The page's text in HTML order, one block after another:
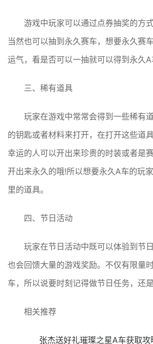
游戏中玩家可以通过点券抽奖的方
当然也可以抽到永久赛车，想要永久赛
运气，看是否可以一抽就可以得到永久A
三、稀有道具
玩家在游戏中常常会得到一些稀有
的钥匙或者材料来打开，在打开这些道
幸运的人可以开出来珍贵的时装或者是
开出来永久的哦!所以想要永久A车的玩
里的道具。
四、节日活动
玩家在节日活动中既可以体验到节
也会回馈大量的游戏奖励。不仅有限量
车，所以说要时刻记得做节日任务，还
相关推荐
张杰送好礼璀璨之星A车获取攻